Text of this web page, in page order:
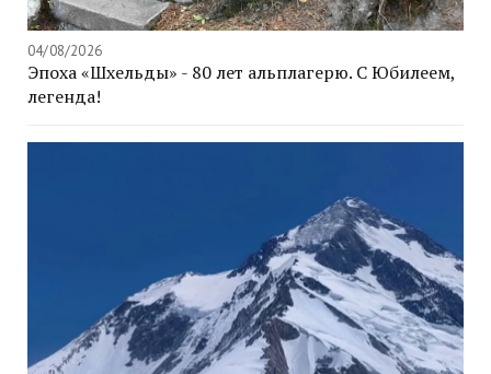
04/08/2026
Эпоха «Шхельды» - 80 лет альплагерю. С Юбилеем,
легенда!